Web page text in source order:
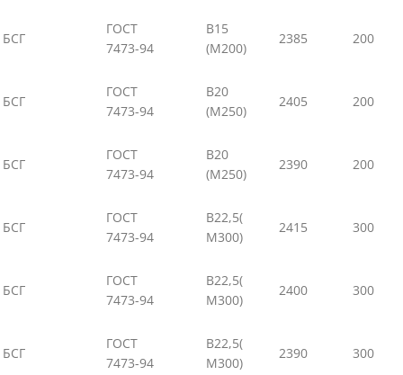
БСГ
ГОСТ
7473-94
В15
(М200)
2385 200
БСГ
ГОСТ
7473-94
В20
(М250)
2405 200
БСГ
ГОСТ
7473-94
В20
(М250)
2390 200
БСГ
ГОСТ
7473-94
В22,5(
М300)
2415 300
БСГ
ГОСТ
7473-94
В22,5(
М300)
2400 300
БСГ
ГОСТ
7473-94
В22,5(
М300)
2390 300